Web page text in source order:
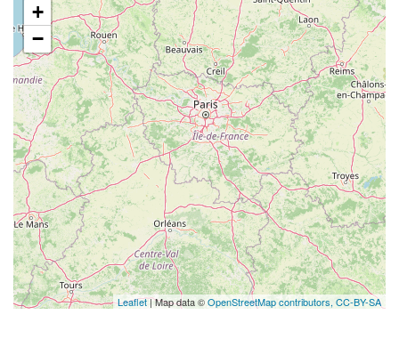
+
−
Leaflet| Map data ©OpenStreetMap contributors, CC-BY-SA